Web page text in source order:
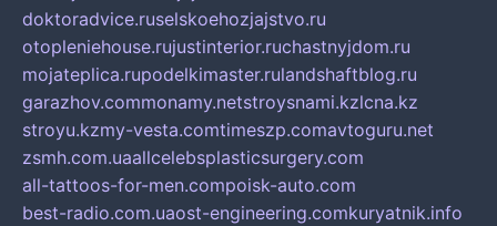
doktoradvice.ruselskoehozjajstvo.ru
otopleniehouse.rujustinterior.ruchastnyjdom.ru
mojateplica.rupodelkimaster.rulandshaftblog.ru
garazhov.commonamy.netstroysnami.kzlcna.kz
stroyu.kzmy-vesta.comtimeszp.comavtoguru.net
zsmh.com.uaallcelebsplasticsurgery.com
all-tattoos-for-men.compoisk-auto.com
best-radio.com.uaost-engineering.comkuryatnik.info